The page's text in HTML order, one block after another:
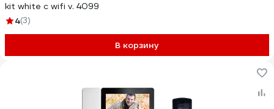
kit white с wifi v. 4099
4(3)
В корзину